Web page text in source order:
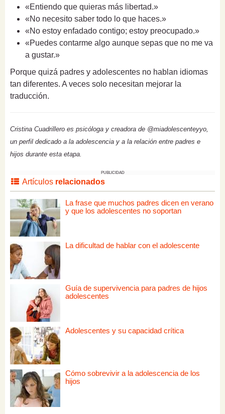
«Entiendo que quieras más libertad.»
«No necesito saber todo lo que haces.»
«No estoy enfadado contigo; estoy preocupado.»
«Puedes contarme algo aunque sepas que no me va
a gustar.»
Porque quizá padres y adolescentes no hablan idiomas
tan diferentes. A veces solo necesitan mejorar la
traducción.
Cristina Cuadrillero es psicóloga y creadora de @miadolescenteyyo,
un perfil dedicado a la adolescencia y a la relación entre padres e
hijos durante esta etapa.
PUBLICIDAD
Artículos relacionados
La frase que muchos padres dicen en verano
y que los adolescentes no soportan
La dificultad de hablar con el adolescente
Guía de supervivencia para padres de hijos
adolescentes
Adolescentes y su capacidad crítica
Cómo sobrevivir a la adolescencia de los
hijos